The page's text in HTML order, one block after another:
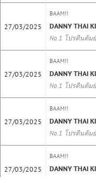
วิธีการทำซอสเขียวห
ผสมน้ำอุ่น
1 ช้อน คนให้เข้า
นำไปราดบนเนื้
พร้อมลุย !!
วิธีการกินง่าย ๆ ในถ้
ใส่น้ำร้อนลงเ
ใส่ ผงโปรตีน
ปรุงเพิ่ม หรือไ
27/03/2025
BAAM!!
DANNY THAI
No. 1 โปรตีนต้ม
27/03/2025
BAAM!!
DANNY THAI
No. 1 โปรตีนต้ม
27/03/2025
BAAM!!
DANNY THAI
No. 1 โปรตีนต้ม
27/03/2025
BAAM!!
DANNY THAI